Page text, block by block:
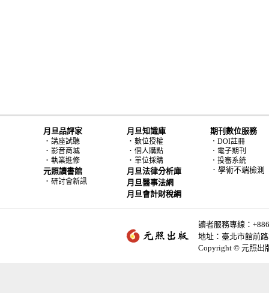
月旦品評家
． 講座試聽
． 影音商城
． 執業進修
元照讀書館
． 研討會新訊
月旦知識庫
． 數位授權
． 個人購點
． 單位採購
月旦法律分析庫
月旦醫事法網
月旦會計財稅網
期刊數位服務
．DOI註冊
．電子期刊
．投審系統
．學術不端檢測
讀者服務專線：
地址：臺北市館前
Copyright © 元照出